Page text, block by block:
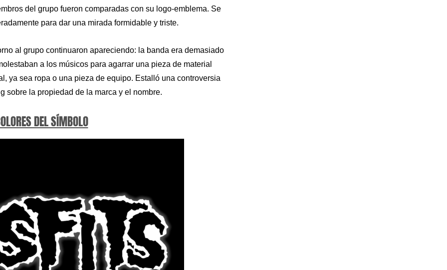
del grupo fueron comparadas con su logo-emblema. Se
para dar una mirada formidable y triste.
al grupo continuaron apareciendo: la banda era demasiado
a los músicos para agarrar una pieza de material
ya sea ropa o una pieza de equipo. Estalló una controversia
sobre la propiedad de la marca y el nombre.
DEL SÍMBOLO